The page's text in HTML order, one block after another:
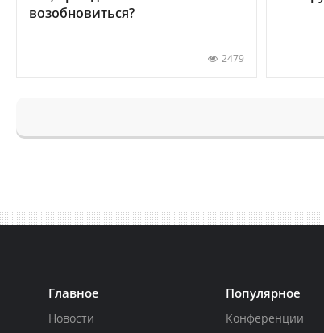
возобновиться?
2479
Главное
Новости
Популярное
Конференции